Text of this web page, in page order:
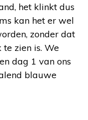
het klinkt dus
kan het er wel
zonder dat
zien is. We
dag 1 van ons
blauwe